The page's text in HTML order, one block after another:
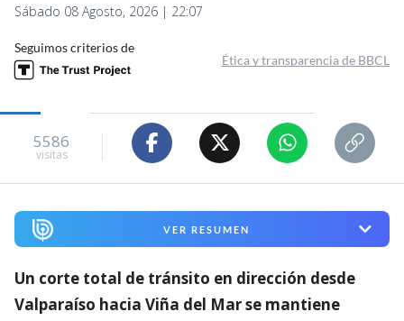
Sábado 08 Agosto, 2026 | 22:07
Seguimos criterios de
Ética y transparencia de BBCL
5586
visitas
VER RESUMEN
Un corte total de tránsito en dirección desde
Valparaíso hacia Viña del Mar se mantiene